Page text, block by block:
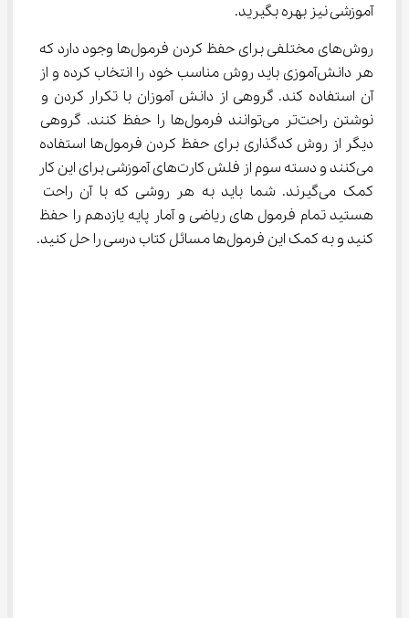
آموزشی نیز بهره بگیرید.
روش‌های مختلفی برای حفظ کردن فرمول‌ها وجود دارد که
هر دانش‌آموزی باید روش مناسب خود را انتخاب کرده و از
آن استفاده کند. گروهی از دانش آموزان با تکرار کردن و
نوشتن راحت‌تر می‌توانند فرمول‌ها را حفظ کنند. گروهی
دیگر از روش کدگذاری برای حفظ کردن فرمول‌ها استفاده
می‌کنند و دسته سوم از فلش کارت‌های آموزشی برای این کار
کمک می‌گیرند. شما باید به هر روشی که با آن راحت
هستید تمام فرمول های ریاضی و آمار پایه یازدهم را حفظ
کنید و به کمک این فرمول‌ها مسائل کتاب درسی را حل کنید.